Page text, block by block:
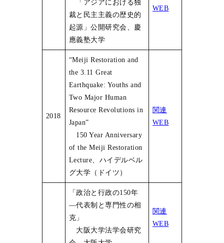
「アジアにおける独
裁と民主主義の歴史的
起源」公開研究会、慶
應義塾大学
WEB
2018
“Meiji Restoration and
the 3.11 Great
Earthquake: Youths and
Two Major Human
Resource Revolutions in
Japan”
150 Year Anniversary
of the Meiji Restoration
Lecture、ハイデルベル
グ大学（ドイツ）
関連
WEB
「政治と行政の150年
―代表制と専門性の相
克」
大阪大学法学会研究
関連
WEB